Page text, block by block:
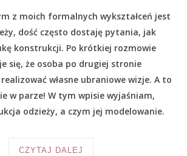
z moich formalnych wykształceń jest
dość często dostaję pytania, jak
konstrukcji. Po krótkiej rozmowie
się, że osoba po drugiej stronie
własne ubraniowe wizje. A to
w parze! W tym wpisie wyjaśniam,
odzieży, a czym jej modelowanie.
CZYTAJ DALEJ